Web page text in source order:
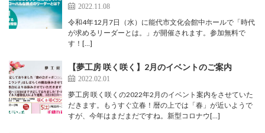
2022.11.08
令和4年12月7日（水）に能代市文化会館中ホールで「時代
が求めるリーダーとは。」が開催されます。参加無料で
す！[…]
【夢工房 咲く咲く】2月のイベントのご案内
2022.02.01
夢工房 咲く咲くの2022年2月のイベント案内をさせていた
だきます。もうすぐ立春！暦の上では「春」が近いようで
すが、今年はまだまだですね。新型コロナウ[…]